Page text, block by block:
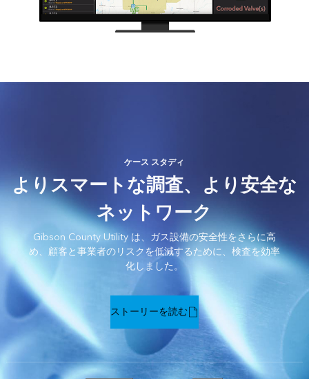
ケース スタディ
よりスマートな調査、より安全な
ネットワーク
Gibson County Utility は、ガス設備の安全性をさらに高
め、顧客と事業者のリスクを低減するために、検査を効率
化しました。
ストーリーを読む